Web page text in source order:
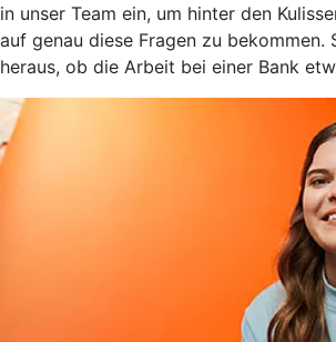
in unser Team ein, um hinter den
auf genau diese Fragen zu bekommen.
heraus, ob die Arbeit bei einer Bank